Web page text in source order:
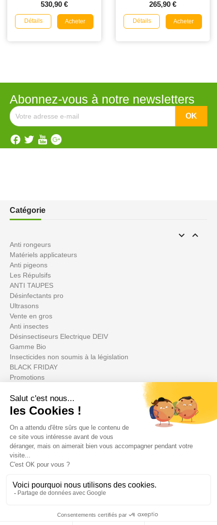
530,90 €
Détails Acheter
265,90 €
Détails Acheter
Abonnez-vous à notre newsletters
Catégorie
 
Anti rongeurs
Matériels applicateurs
Anti pigeons
Les Répulsifs
ANTI TAUPES
Désinfectants pro
Ultrasons
Vente en gros
Anti insectes
Désinsectiseurs Electrique DEIV
Gamme Bio
Insecticides non soumis à la législation
BLACK FRIDAY
Promotions
Votre compte
Informations